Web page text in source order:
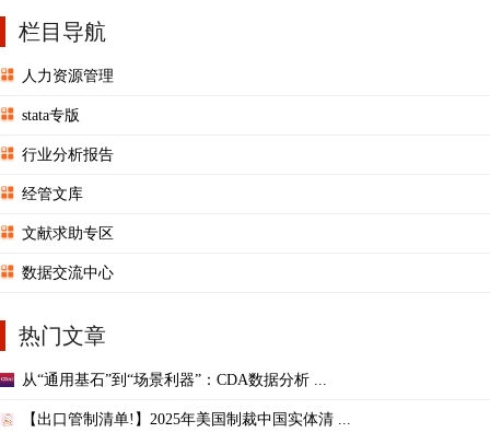
栏目导航
人力资源管理
stata专版
行业分析报告
经管文库
文献求助专区
数据交流中心
热门文章
从“通用基石”到“场景利器”：CDA数据分析 ...
【出口管制清单!】2025年美国制裁中国实体清 ...